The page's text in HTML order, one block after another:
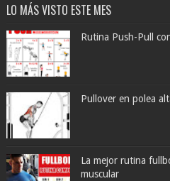
LO MÁS VISTO ESTE MES
Rutina Push-Pull
Pullover en polea
La mejor rutina
muscular